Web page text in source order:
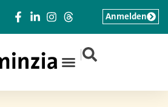
|
Anmelden